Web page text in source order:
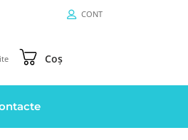
CONT
Coș